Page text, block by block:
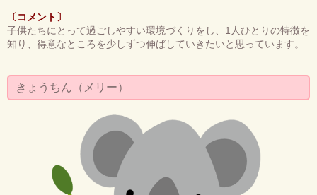
〔コメント〕
子供たちにとって過ごしやすい環境づくりをし、1人ひとりの特徴を
知り、得意なところを少しずつ伸ばしていきたいと思っています。
きょうちん（メリー）